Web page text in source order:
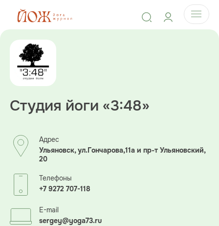
Студия йоги «3:48»
Адрес
Ульяновск, ул.Гончарова,11а и пр-т Ульяновский,
20
Телефоны
+7 9272 707-118
E-mail
sergey@yoga73.ru